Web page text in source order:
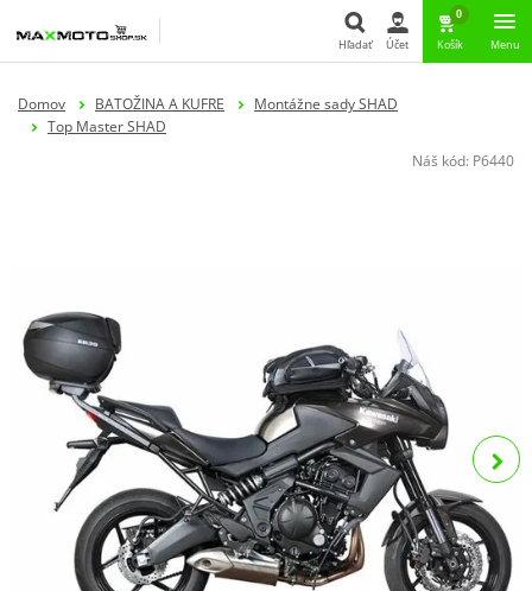
Hľadať Účet
0
Košík Menu
Domov BATOŽINA A KUFRE
Montážne sady SHAD
Top Master SHAD
Náš kód: P6440